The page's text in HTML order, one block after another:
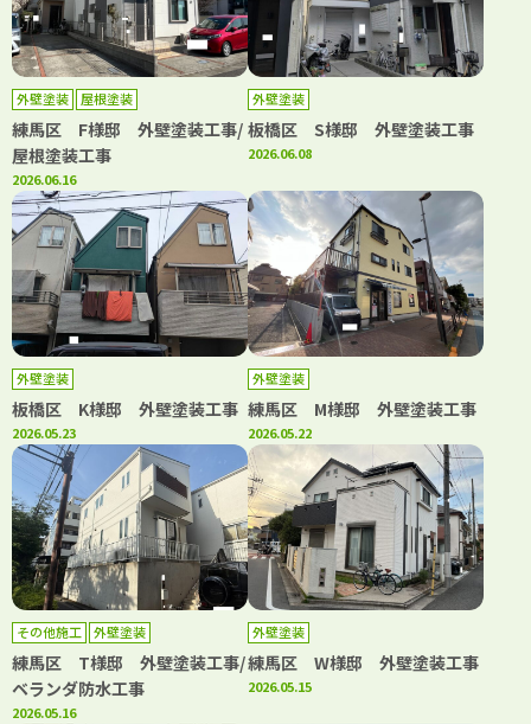
外壁塗装 屋根塗装
練馬区 F様邸 外壁塗装工事/
屋根塗装工事
2026.06.16
外壁塗装
板橋区 S様邸 外壁塗装工事
2026.06.08
外壁塗装
板橋区 K様邸 外壁塗装工事
2026.05.23
外壁塗装
練馬区 М様邸 外壁塗装工事
2026.05.22
その他施工 外壁塗装
練馬区 T様邸 外壁塗装工事/
ベランダ防水工事
2026.05.16
外壁塗装
練馬区 W様邸 外壁塗装工事
2026.05.15